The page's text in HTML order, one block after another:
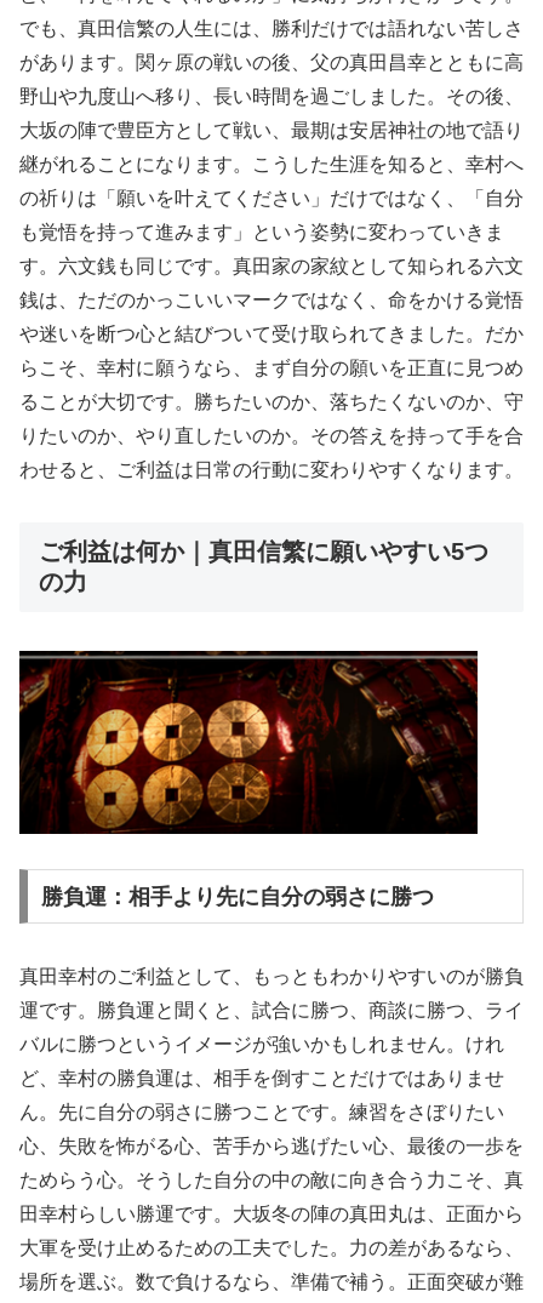
でも、真田信繁の人生には、勝利だけでは語れない苦しさ
があります。関ヶ原の戦いの後、父の真田昌幸とともに高
野山や九度山へ移り、長い時間を過ごしました。その後、
大坂の陣で豊臣方として戦い、最期は安居神社の地で語り
継がれることになります。こうした生涯を知ると、幸村へ
の祈りは「願いを叶えてください」だけではなく、「自分
も覚悟を持って進みます」という姿勢に変わっていきま
す。六文銭も同じです。真田家の家紋として知られる六文
銭は、ただのかっこいいマークではなく、命をかける覚悟
や迷いを断つ心と結びついて受け取られてきました。だか
らこそ、幸村に願うなら、まず自分の願いを正直に見つめ
ることが大切です。勝ちたいのか、落ちたくないのか、守
りたいのか、やり直したいのか。その答えを持って手を合
わせると、ご利益は日常の行動に変わりやすくなります。
ご利益は何か｜真田信繁に願いやすい5つ
の力
勝負運：相手より先に自分の弱さに勝つ
真田幸村のご利益として、もっともわかりやすいのが勝負
運です。勝負運と聞くと、試合に勝つ、商談に勝つ、ライ
バルに勝つというイメージが強いかもしれません。けれ
ど、幸村の勝負運は、相手を倒すことだけではありませ
ん。先に自分の弱さに勝つことです。練習をさぼりたい
心、失敗を怖がる心、苦手から逃げたい心、最後の一歩を
ためらう心。そうした自分の中の敵に向き合う力こそ、真
田幸村らしい勝運です。大坂冬の陣の真田丸は、正面から
大軍を受け止めるための工夫でした。力の差があるなら、
場所を選ぶ。数で負けるなら、準備で補う。正面突破が難